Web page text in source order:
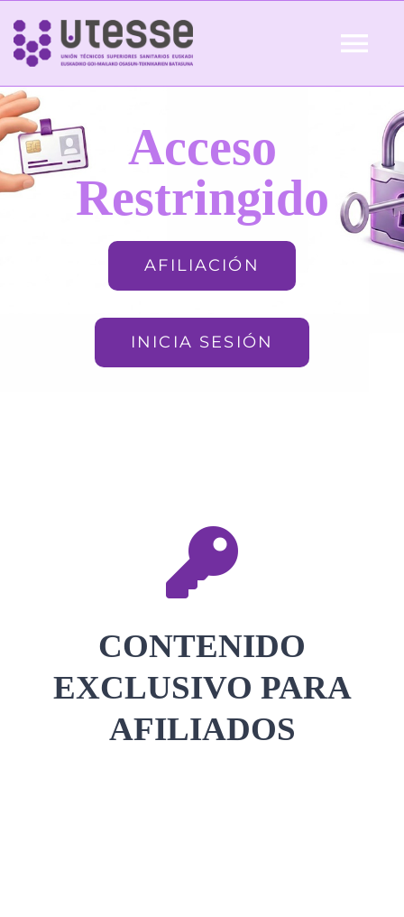
Skip
content
Inicio
QUIÉNES SOMOS Acceso
Restringido
AFILIACIÓN
INICIA SESIÓN
CONTENIDO
EXCLUSIVO PARA
AFILIADOS